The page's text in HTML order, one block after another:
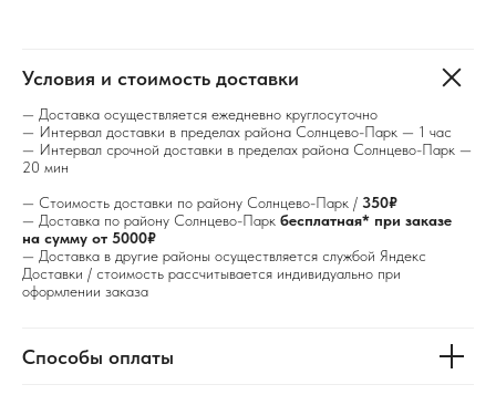
Условия и стоимость доставки
— Доставка осуществляется ежедневно круглосуточно
— Интервал доставки в пределах района Солнцево-Парк — 1 час
— Интервал срочной доставки в пределах района Солнцево-Парк —
20 мин
— Стоимость доставки по району Солнцево-Парк / 350₽
— Доставка по району Солнцево-Парк бесплатная* при заказе
на сумму от 5000₽
— Доставка в другие районы осуществляется службой Яндекс
Доставки / стоимость рассчитывается индивидуально при
оформлении заказа
Способы оплаты